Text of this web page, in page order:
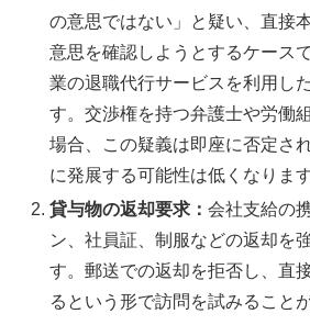
の意思ではない」と疑い、直接
意思を確認しようとするケース
業の退職代行サービスを利用し
す。交渉権を持つ弁護士や労働
場合、この疑義は即座に否定さ
に発展する可能性は低くなります
貸与物の返却要求：会社支給の
ン、社員証、制服などの返却を
す。郵送での返却を拒否し、直
るという形で訪問を試みること